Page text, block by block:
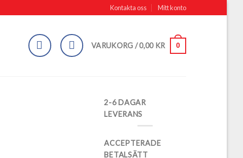
Kontakta oss Mitt konto
VARUKORG /0,00 KR 0
2-6 DAGAR
LEVERANS
ACCEPTERADE
BETALSÄTT